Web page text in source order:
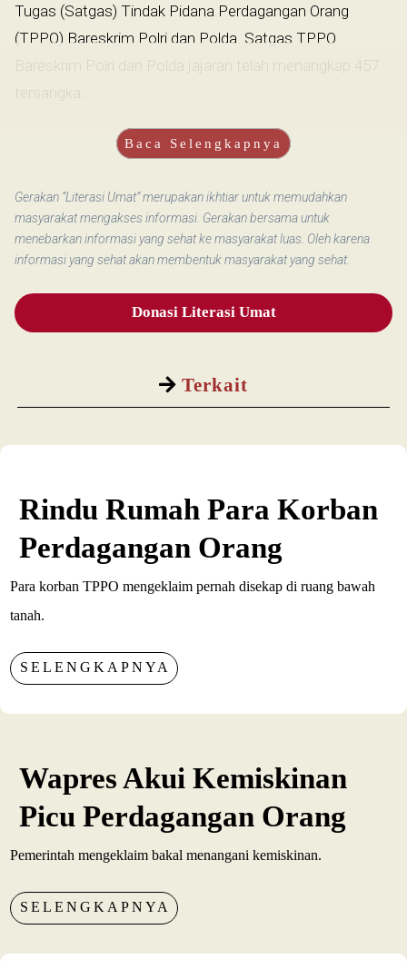
Terkait
Tugas (Satgas) Tindak Pidana Perdagangan Orang
(TPPO) Bareskrim Polri dan Polda. Satgas TPPO
Bareskrim Polri dan Polda jajaran telah menangkap 457
tersangka...
Baca Selengkapnya
Gerakan “Literasi Umat” merupakan ikhtiar untuk memudahkan
masyarakat mengakses informasi. Gerakan bersama untuk
menebarkan informasi yang sehat ke masyarakat luas. Oleh karena
informasi yang sehat akan membentuk masyarakat yang sehat.
Donasi Literasi Umat
Rindu Rumah Para Korban
Perdagangan Orang
Para korban TPPO mengeklaim pernah disekap di ruang bawah
tanah.
SELENGKAPNYA
Wapres Akui Kemiskinan
Picu Perdagangan Orang
Pemerintah mengeklaim bakal menangani kemiskinan.
SELENGKAPNYA